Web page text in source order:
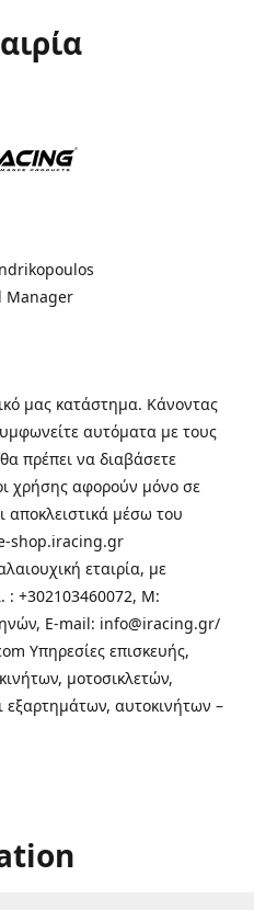
Manager
μας κατάστημα. Κάνοντας
αυτόματα με τους
πρέπει να διαβάσετε
χρήσης αφορούν μόνο σε
αποκλειστικά μέσω του
shop.iracing.gr
εταιρία, με
: +302103460072, M:
E-mail: info@iracing.gr/
Υπηρεσίες επισκευής,
μοτοσικλετών,
εξαρτημάτων, αυτοκινήτων –